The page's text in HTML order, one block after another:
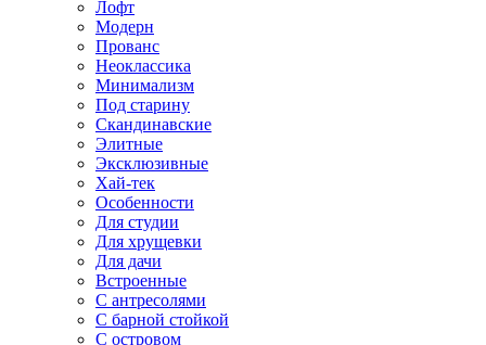
Лофт
Модерн
Прованс
Неоклассика
Минимализм
Под старину
Скандинавские
Элитные
Эксклюзивные
Хай-тек
Особенности
Для студии
Для хрущевки
Для дачи
Встроенные
С антресолями
С барной стойкой
С островом